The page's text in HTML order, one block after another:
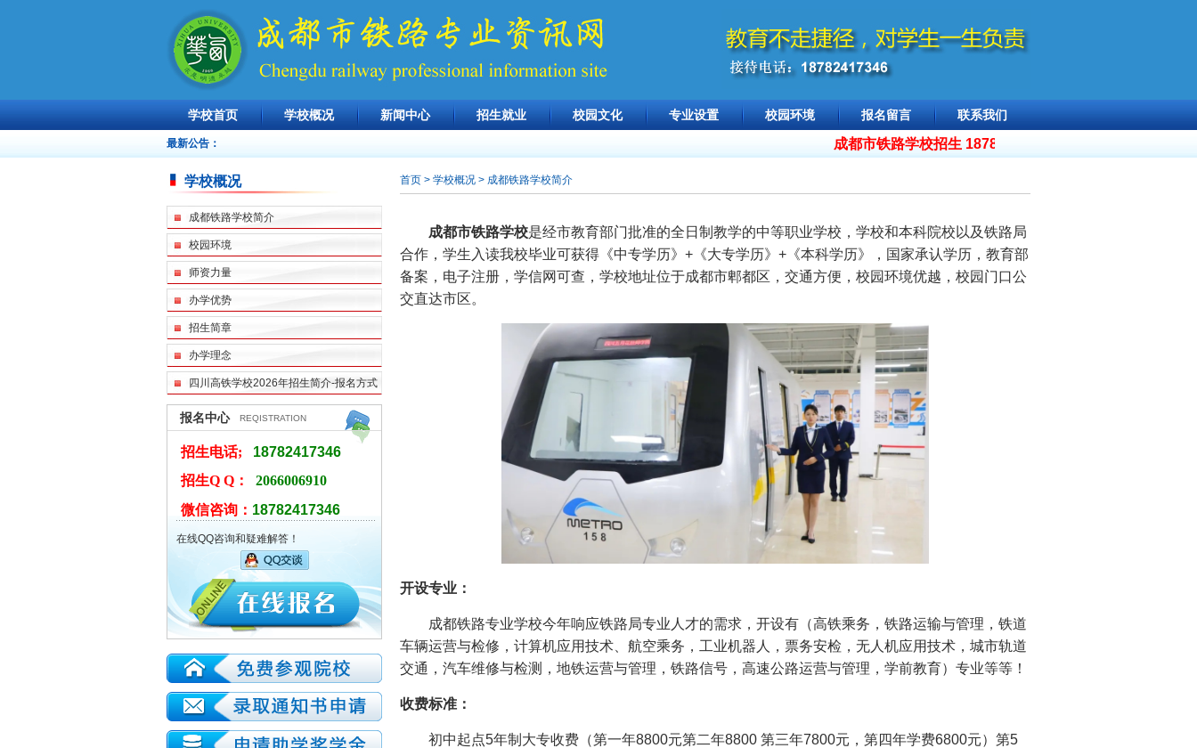
学校首页 学校概况 新闻中心 招生就业 校园文化 专业设置 校园环境 报名留言 联系我们
最新公告： 成都市铁路学校招生 18782417346，
学校概况
成都铁路学校简介
校园环境
师资力量
办学优势
招生简章
办学理念
四川高铁学校2026年招生简介-报名方式
报名中心 REQISTRATION
招生电话; 18782417346
招生Q Q： 2066006910
微信咨询： 18782417346
在线QQ咨询和疑难解答！
首页 > 学校概况 > 成都铁路学校简介
成都市铁路学校是经市教育部门批准的全日制教学的中等职业学校，学校和本科院校以及铁路局
合作，学生入读我校毕业可获得《中专学历》+《大专学历》+《本科学历》，国家承认学历，教育部
备案，电子注册，学信网可查，学校地址位于成都市郫都区，交通方便，校园环境优越，校园门口公
交直达市区。
开设专业：
成都铁路专业学校今年响应铁路局专业人才的需求，开设有（高铁乘务，铁路运输与管理，铁道
车辆运营与检修，计算机应用技术、航空乘务，工业机器人，票务安检，无人机应用技术，城市轨道
交通，汽车维修与检测，地铁运营与管理，铁路信号，高速公路运营与管理，学前教育）专业等等！
收费标准：
初中起点5年制大专收费（第一年8800元第二年8800 第三年7800元，第四年学费6800元）第5